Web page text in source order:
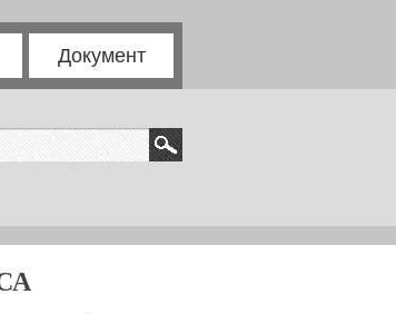
Документ